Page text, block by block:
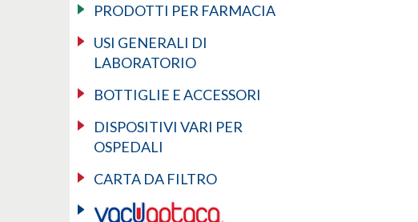
PRODOTTI PER FARMACIA
USI GENERALI DI
LABORATORIO
BOTTIGLIE E ACCESSORI
DISPOSITIVI VARI PER
OSPEDALI
CARTA DA FILTRO